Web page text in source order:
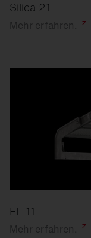
Silica 21
Mehr erfahren.
FL 11
Mehr erfahren.